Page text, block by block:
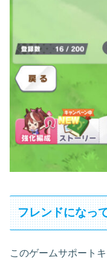
フレンドになっ
このゲームサポート